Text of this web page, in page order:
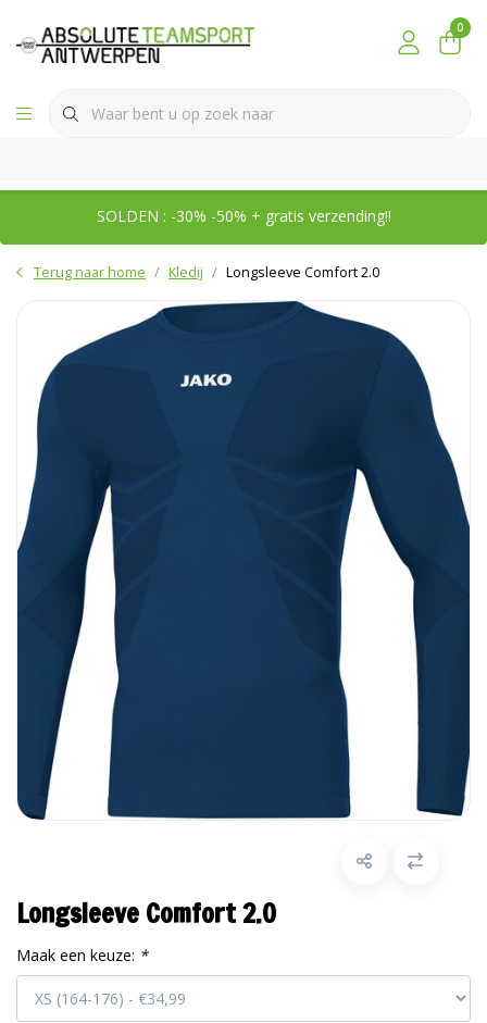
0
SOLDEN : -30% -50% + gratis verzending!!
Terug naar home Kledij Longsleeve Comfort 2.0
Longsleeve Comfort 2.0
Maak een keuze: *